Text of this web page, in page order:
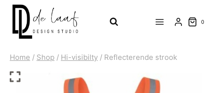
Doorgaan
inhoud
0
Home / Shop / Hi-visibilty / Reflecterende strook